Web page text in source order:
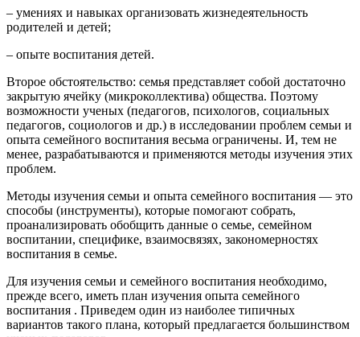
– умениях и навыках организовать жизнедеятельность
родителей и детей;
– опыте воспитания детей.
Второе обстоятельство: семья представляет собой достаточно
закрытую ячейку (микроколлектива) общества. Поэтому
возможности ученых (педагогов, психологов, социальных
педагогов, социологов и др.) в исследовании проблем семьи и
опыта семейного воспитания весьма ограничены. И, тем не
менее, разрабатываются и применяются методы изучения этих
проблем.
Методы изучения семьи и опыта семейного воспитания — это
способы (инструменты), которые помогают собрать,
проанализировать обобщить данные о семье, семейном
воспитании, специфике, взаимосвязях, закономерностях
воспитания в семье.
Для изучения семьи и семейного воспитания необходимо,
прежде всего, иметь план изучения опыта семейного
воспитания . Приведем один из наиболее типичных
вариантов такого плана, который предлагается большинством